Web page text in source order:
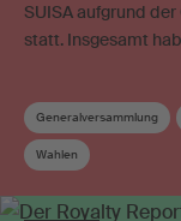
SUISA aufgrund
statt. Insgesamt
Generalversammlung
Wahlen